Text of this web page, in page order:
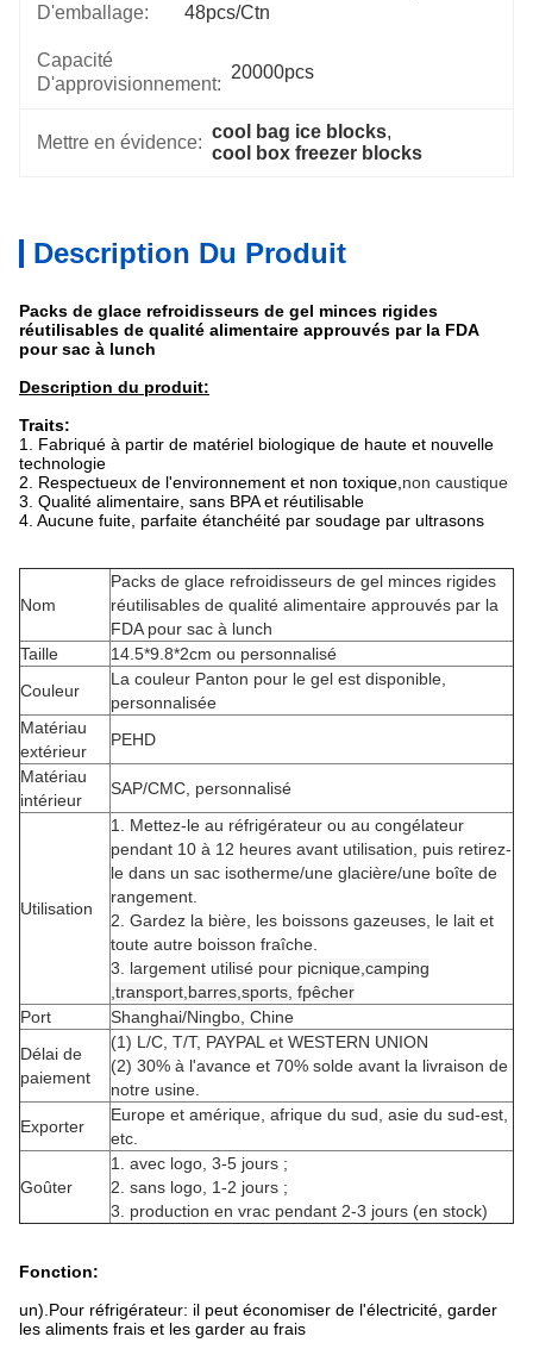
D'emballage:
48pcs/ctn
Capacité
D'approvisionnement:
20000pcs
Mettre en évidence:
cool bag ice blocks,
cool box freezer blocks
Description Du Produit
Packs de glace refroidisseurs de gel minces rigides
réutilisables de qualité alimentaire approuvés par la FDA
pour sac à lunch
Description du produit:
Traits:
1. Fabriqué à partir de matériel biologique de haute et nouvelle
technologie
2. Respectueux de l'environnement et non toxique, non caustique
3. Qualité alimentaire, sans BPA et réutilisable
4. Aucune fuite, parfaite étanchéité par soudage par ultrasons
Nom
Packs de glace refroidisseurs de gel minces rigides
réutilisables de qualité alimentaire approuvés par la
FDA pour sac à lunch
Taille
14.5*9.8*2cm ou personnalisé
Couleur
La couleur Panton pour le gel est disponible,
personnalisée
Matériau
extérieur
PEHD
Matériau
intérieur
SAP/CMC, personnalisé
Utilisation
1. Mettez-le au réfrigérateur ou au congélateur
pendant 10 à 12 heures avant utilisation, puis retirez-
le dans un sac isotherme/une glacière/une boîte de
rangement.
2. Gardez la bière, les boissons gazeuses, le lait et
toute autre boisson fraîche.
3. largement utilisé pour picnique, camping
transport, barres, sports, fpêcher
Port
Shanghai/Ningbo, Chine
Délai de
paiement
(1) L/C, T/T, PAYPAL et WESTERN UNION
(2) 30% à l'avance et 70% solde avant la livraison de
notre usine.
Exporter
Europe et amérique, afrique du sud, asie du sud-est,
etc.
Goûter
1. avec logo, 3-5 jours ;
2. sans logo, 1-2 jours ;
3. production en vrac pendant 2-3 jours (en stock)
Fonction:
un).Pour réfrigérateur: il peut économiser de l'électricité, garder
les aliments frais et les garder au frais